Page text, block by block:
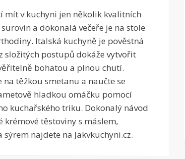
mít v kuchyni jen několik kvalitních
a dokonalá večeře je na stole
Italská kuchyně je pověstná
složitých postupů dokáže vytvořit
bohatou a plnou chutí.
na těžkou smetanu a naučte se
hladkou omáčku pomocí
kuchařského triku. Dokonalý návod
krémové těstoviny s máslem,
sýrem najdete na Jakvkuchyni.cz.